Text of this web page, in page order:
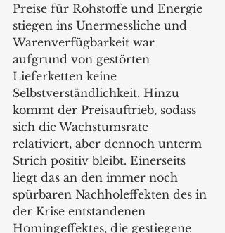
Preise für Rohstoffe und Energie
stiegen ins Unermessliche und
Warenverfügbarkeit war
aufgrund von gestörten
Lieferketten keine
Selbstverständlichkeit. Hinzu
kommt der Preisauftrieb, sodass
sich die Wachstumsrate
relativiert, aber dennoch unterm
Strich positiv bleibt. Einerseits
liegt das an den immer noch
spürbaren Nachholeffekten des in
der Krise entstandenen
Homingeffektes, die gestiegene